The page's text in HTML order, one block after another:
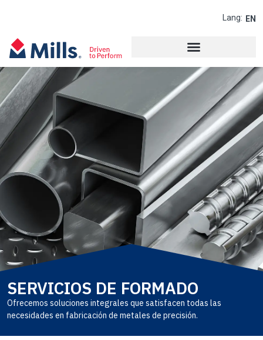
EN
Lang:
SERVICIOS DE FORMADO
Ofrecemos soluciones integrales que satisfacen todas las
necesidades en fabricación de metales de precisión.